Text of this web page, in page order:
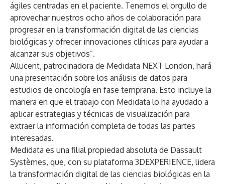
ágiles centradas en el paciente. Tenemos el orgullo de
aprovechar nuestros ocho años de colaboración para
progresar en la transformación digital de las ciencias
biológicas y ofrecer innovaciones clínicas para ayudar a
alcanzar sus objetivos”.
Allucent, patrocinadora de Medidata NEXT London, hará
una presentación sobre los análisis de datos para
estudios de oncología en fase temprana. Esto incluye la
manera en que el trabajo con Medidata lo ha ayudado a
aplicar estrategias y técnicas de visualización para
extraer la información completa de todas las partes
interesadas.
Medidata es una filial propiedad absoluta de Dassault
Systèmes, que, con su plataforma 3DEXPERIENCE, lidera
la transformación digital de las ciencias biológicas en la